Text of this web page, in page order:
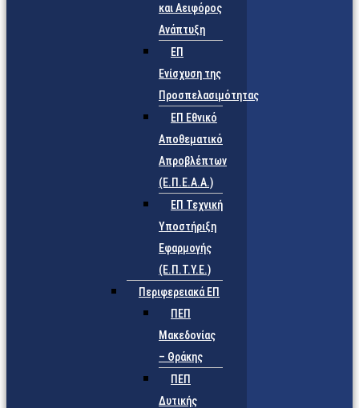
και Αειφόρος
Ανάπτυξη
ΕΠ
Ενίσχυση της
Προσπελασιμότητας
ΕΠ Εθνικό
Αποθεματικό
Απροβλέπτων
(Ε.Π.Ε.Α.Α.)
ΕΠ Τεχνική
Υποστήριξη
Εφαρμογής
(Ε.Π.Τ.Υ.Ε.)
Περιφερειακά ΕΠ
ΠΕΠ
Μακεδονίας
– Θράκης
ΠΕΠ
Δυτικής